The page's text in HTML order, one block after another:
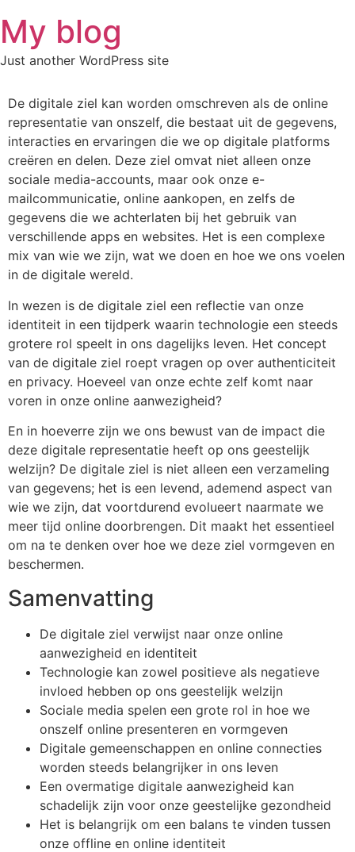
to
content
My blog
Just another WordPress site
De digitale ziel kan worden omschreven als de online
representatie van onszelf, die bestaat uit de gegevens,
interacties en ervaringen die we op digitale platforms
creëren en delen. Deze ziel omvat niet alleen onze
sociale media-accounts, maar ook onze e-
mailcommunicatie, online aankopen, en zelfs de
gegevens die we achterlaten bij het gebruik van
verschillende apps en websites. Het is een complexe
mix van wie we zijn, wat we doen en hoe we ons voelen
in de digitale wereld.
In wezen is de digitale ziel een reflectie van onze
identiteit in een tijdperk waarin technologie een steeds
grotere rol speelt in ons dagelijks leven. Het concept
van de digitale ziel roept vragen op over authenticiteit
en privacy. Hoeveel van onze echte zelf komt naar
voren in onze online aanwezigheid?
En in hoeverre zijn we ons bewust van de impact die
deze digitale representatie heeft op ons geestelijk
welzijn? De digitale ziel is niet alleen een verzameling
van gegevens; het is een levend, ademend aspect van
wie we zijn, dat voortdurend evolueert naarmate we
meer tijd online doorbrengen. Dit maakt het essentieel
om na te denken over hoe we deze ziel vormgeven en
beschermen.
Samenvatting
De digitale ziel verwijst naar onze online
aanwezigheid en identiteit
Technologie kan zowel positieve als negatieve
invloed hebben op ons geestelijk welzijn
Sociale media spelen een grote rol in hoe we
onszelf online presenteren en vormgeven
Digitale gemeenschappen en online connecties
worden steeds belangrijker in ons leven
Een overmatige digitale aanwezigheid kan
schadelijk zijn voor onze geestelijke gezondheid
Het is belangrijk om een balans te vinden tussen
onze offline en online identiteit